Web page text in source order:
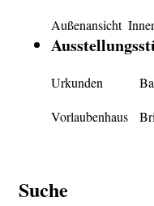
Außenansicht
Urkunden
Vorlaubenhaus
Suche